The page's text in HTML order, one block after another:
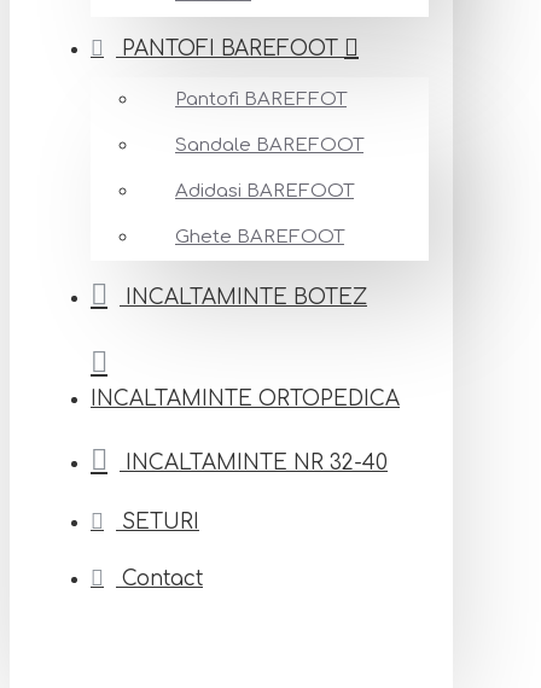
PANTOFI BAREFOOT
Pantofi BAREFFOT
Sandale BAREFOOT
Adidasi BAREFOOT
Ghete BAREFOOT
INCALTAMINTE BOTEZ
INCALTAMINTE ORTOPEDICA
INCALTAMINTE NR 32-40
SETURI
Contact